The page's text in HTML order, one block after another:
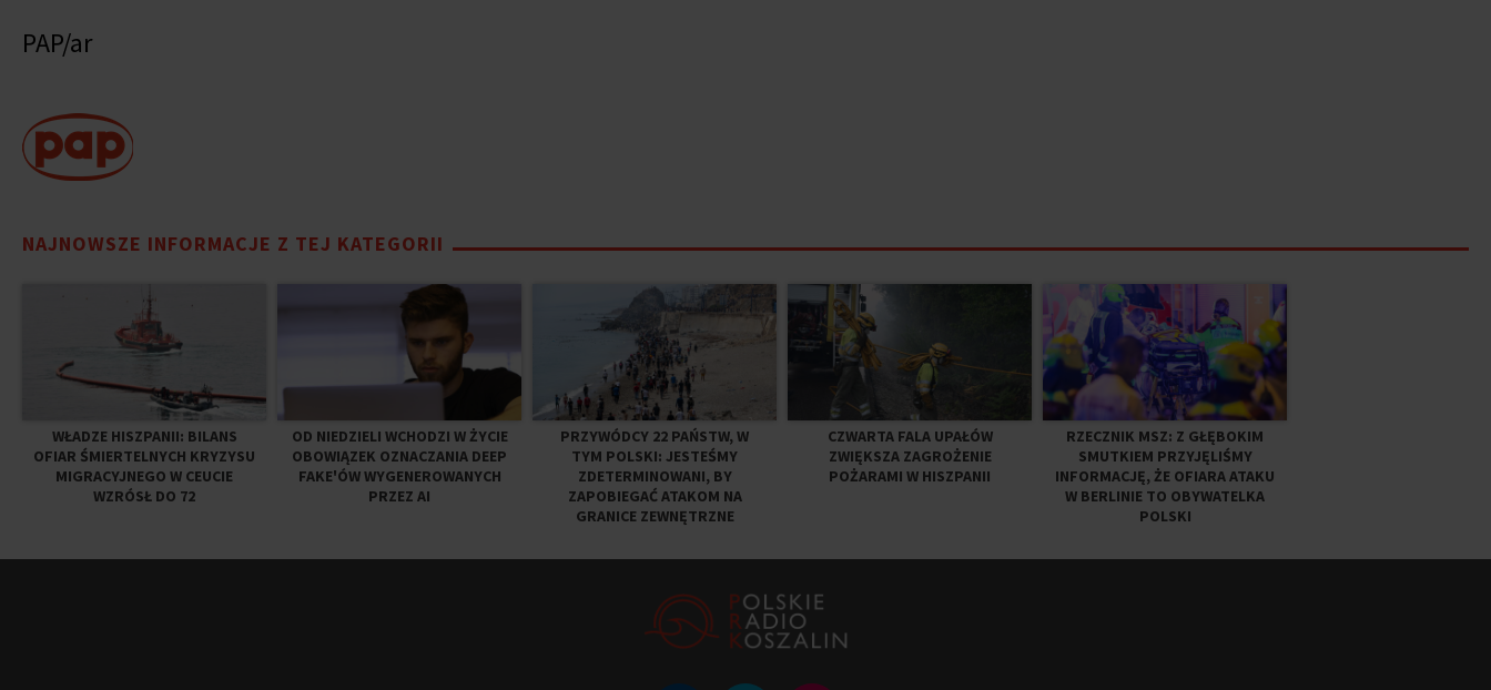
PAP/ar
NAJNOWSZE INFORMACJE Z TEJ KATEGORII
WŁADZE HISZPANII: BILANS
OFIAR ŚMIERTELNYCH KRYZYSU
MIGRACYJNEGO W CEUCIE
WZRÓSŁ DO 72
OD NIEDZIELI WCHODZI W ŻYCIE
OBOWIĄZEK OZNACZANIA DEEP
FAKE'ÓW WYGENEROWANYCH
PRZEZ AI
PRZYWÓDCY 22 PAŃSTW, W
TYM POLSKI: JESTEŚMY
ZDETERMINOWANI, BY
ZAPOBIEGAĆ ATAKOM NA
GRANICE ZEWNĘTRZNE
CZWARTA FALA UPAŁÓW
ZWIĘKSZA ZAGROŻENIE
POŻARAMI W HISZPANII
RZECZNIK MSZ: Z GŁĘBOKIM
SMUTKIEM PRZYJĘLIŚMY
INFORMACJĘ, ŻE OFIARA ATAKU
W BERLINIE TO OBYWATELKA
POLSKI